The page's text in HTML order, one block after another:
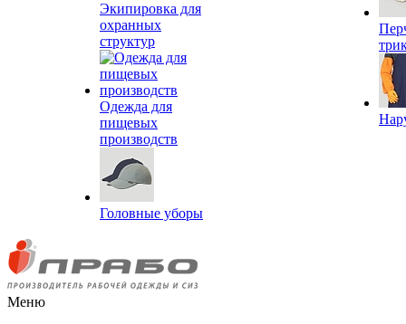
Экипировка для
охранных
структур
Одежда для
пищевых
производств
Головные уборы
Меню